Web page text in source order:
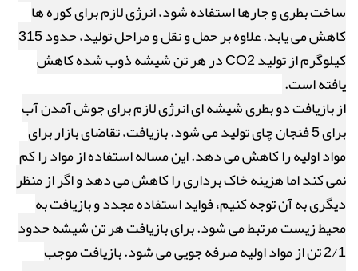
ساخت بطری و جارها استفاده شود، انرژی لازم برای کوره ها
کاهش می یابد. علاوه بر حمل و نقل و مراحل تولید، حدود 315
کیلوگرم از تولیدCO2در هر تن شیشه ذوب شده کاهش
یافته است.
از بازیافت دو بطری شیشه ای انرژی لازم برای جوش آمدن آب
برای 5 فنجان چای تولید می شود. بازیافت، تقاضای بازار برای
مواد اولیه را کاهش می دهد. این مساله استفاده از مواد را کم
نمی کند اما هزینه خاک برداری را کاهش می دهد و اگر از منظر
دیگری به آن توجه کنیم، فواید استفاده مجدد و بازیافت به
محیط زیست مرتبط می شود. برای بازیافت هر تن شیشه حدود
2/1 تن از مواد اولیه صرفه جویی می شود. بازیافت موجب